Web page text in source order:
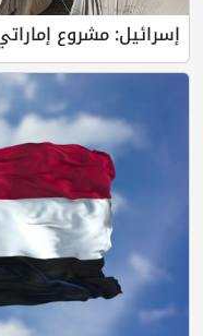
إسرائيل: مشروع